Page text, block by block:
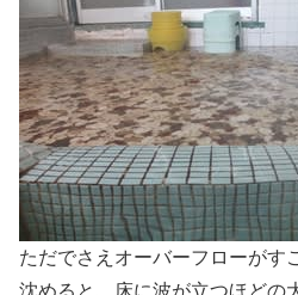
ただでさえオーバーフローがす
沈めると、床に波が立つほどの